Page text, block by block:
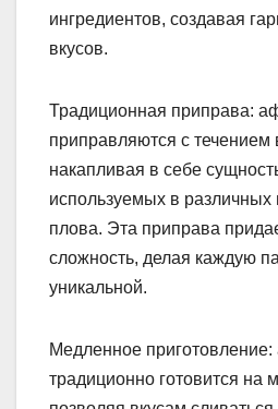
ингредиентов, создавая
вкусов.
Традиционная приправа:
приправляются с течением
накапливая в себе
используемых в различных
плова. Эта приправа
сложность, делая каждую
уникальной.
Медленное приготовление:
традиционно готовится на